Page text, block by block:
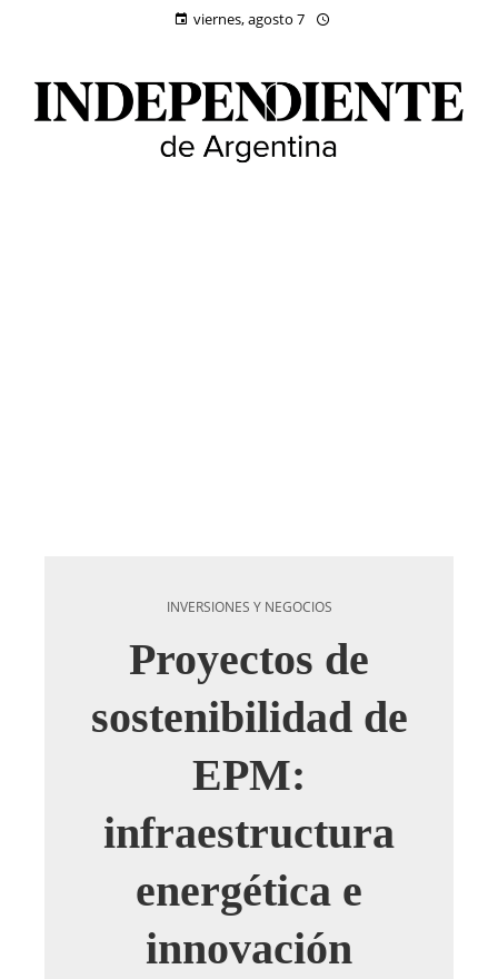
viernes, agosto 7
INVERSIONES Y NEGOCIOS
Proyectos de
sostenibilidad de
EPM:
infraestructura
energética e
innovación